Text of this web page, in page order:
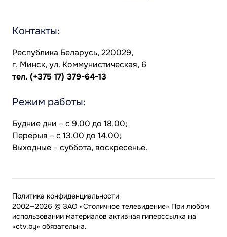
Контакты:
Республика Беларусь, 220029,
г. Минск, ул. Коммунистическая, 6
тел. (+375 17) 379-64-13
Режим работы:
Будние дни – с 9.00 до 18.00;
Перерыв – с 13.00 до 14.00;
Выходные – суббота, воскресенье.
2002—2026 © ЗАО «Столичное телевидение» При любом
использовании материалов активная гиперссылка на
«ctv.by» обязательна.
Политика конфиденциальности